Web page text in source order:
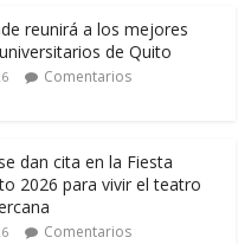
reunirá a los mejores
de Quito
Comentarios
dan cita en la Fiesta
2026 para vivir el teatro
Comentarios